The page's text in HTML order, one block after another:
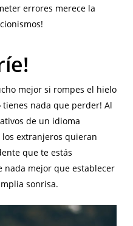
errores merece la
mejor si rompes el hielo
tienes nada que perder! Al
de un idioma
extranjeros quieran
que te estás
nada mejor que establecer
sonrisa.